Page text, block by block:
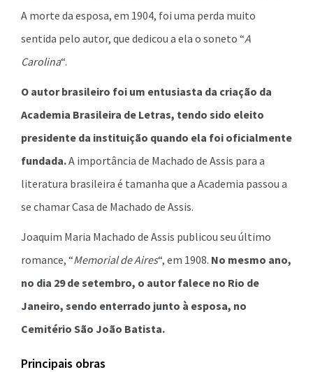
A morte da esposa, em 1904, foi uma perda muito
sentida pelo autor, que dedicou a ela o soneto “A
Carolina“.
O autor brasileiro foi um entusiasta da criação da
Academia Brasileira de Letras, tendo sido eleito
presidente da instituição quando ela foi oficialmente
fundada.A importância de Machado de Assis para a
literatura brasileira é tamanha que a Academia passou a
se chamar Casa de Machado de Assis.
Joaquim Maria Machado de Assis publicou seu último
romance, “Memorial de Aires“, em 1908. No mesmo ano,
no dia 29 de setembro, o autor falece no Rio de
Janeiro, sendo enterrado junto à esposa, no
Cemitério São João Batista.
Principais obras